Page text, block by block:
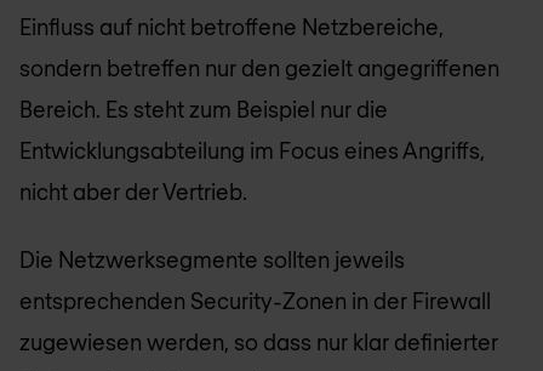
Einfluss auf nicht betroffene Netzbereiche,
sondern betreffen nur den gezielt angegriffenen
Bereich. Es steht zum Beispiel nur die
Entwicklungsabteilung im Focus eines Angriffs,
nicht aber der Vertrieb.
Die Netzwerksegmente sollten jeweils
entsprechenden Security-Zonen in der Firewall
zugewiesen werden, so dass nur klar definierter